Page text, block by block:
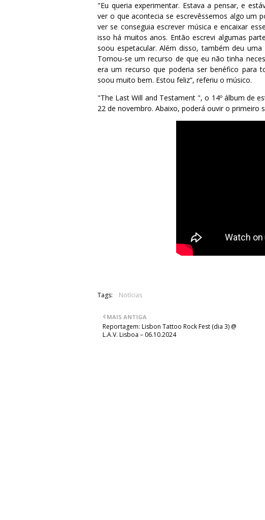
"Eu queria experimentar. Estava a pensar, e
ver o que acontecia se escrevêssemos algo um
ver se conseguia escrever música e encaixar
isso há muitos anos. Então escrevi algumas
soou espetacular. Além disso, também deu
Tornou-se um recurso de que eu não tinha
era um recurso que poderia ser benéfico para
soou muito bem. Estou feliz”, referiu o músico.
"The Last Will and Testament ", o 14º álbum de
22 de novembro. Abaixo, poderá ouvir o primeiro
Tags: Notícias
MAIS ANTIGA
Reportagem: Lisbon Tattoo Rock Fest (dia 3) @
L.A.V. Lisboa – 06.10.2024